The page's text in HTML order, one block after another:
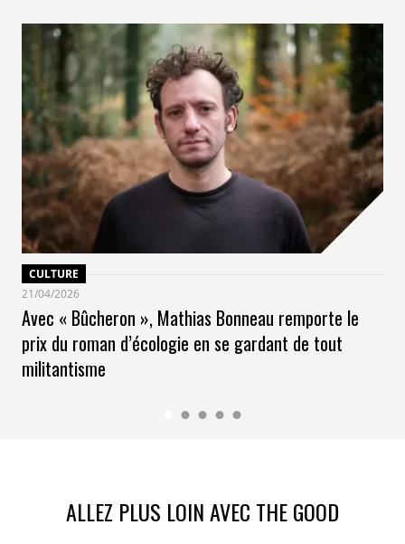
CULTURE
21/04/2026
Avec « Bûcheron », Mathias Bonneau remporte le
prix du roman d’écologie en se gardant de tout
militantisme
ALLEZ PLUS LOIN AVEC THE GOOD